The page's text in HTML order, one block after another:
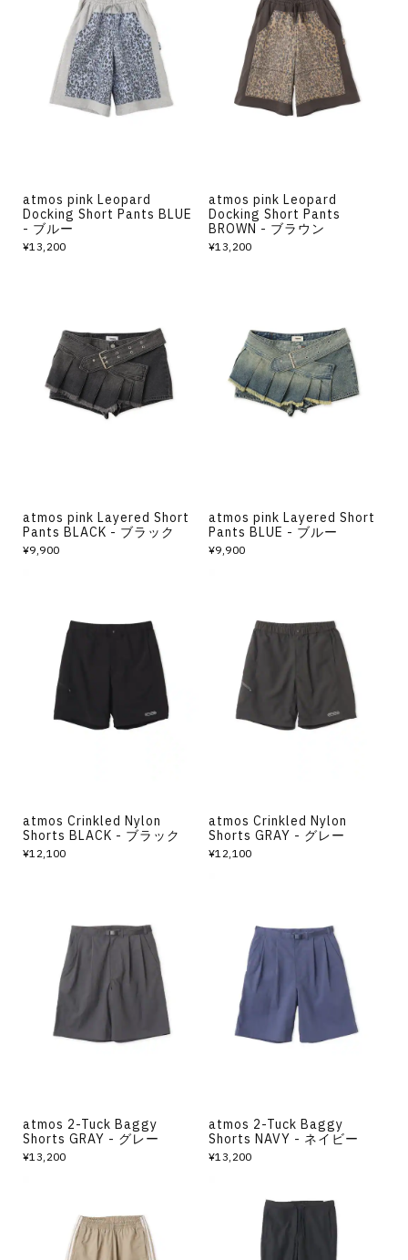
atmos pink Leopard
Docking Short Pants BLUE
- ブルー
¥13,200
atmos pink Leopard
Docking Short Pants
BROWN - ブラウン
¥13,200
atmos pink Layered Short
Pants BLACK - ブラック
¥9,900
atmos pink Layered Short
Pants BLUE - ブルー
¥9,900
atmos Crinkled Nylon
Shorts BLACK - ブラック
¥12,100
atmos Crinkled Nylon
Shorts GRAY - グレー
¥12,100
atmos 2-Tuck Baggy
Shorts GRAY - グレー
¥13,200
atmos 2-Tuck Baggy
Shorts NAVY - ネイビー
¥13,200